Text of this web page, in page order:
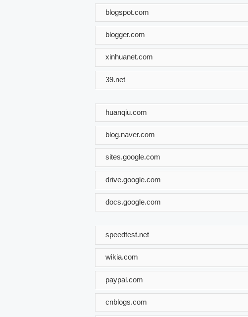
blogspot.com
blogger.com
xinhuanet.com
39.net
huanqiu.com
blog.naver.com
sites.google.com
drive.google.com
docs.google.com
speedtest.net
wikia.com
paypal.com
cnblogs.com